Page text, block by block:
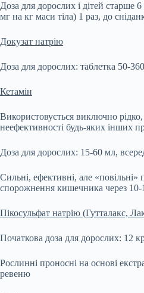
Доза для дорослих і дітей старше
мг на кг маси тіла) 1 раз, до
Докузат натрію
Доза для дорослих: таблетка 50-
Кетамін
Використовується виключно
неефективності будь-яких інших
Доза для дорослих: 15-60 мл,
Сильні, ефективні, але «повільні»
спорожнення кишечника через
Пікосульфат натрію (Гутталакс,
Початкова доза для дорослих: 12
Рослинні проносні на основі
ревеню